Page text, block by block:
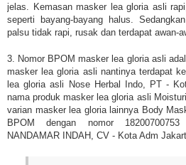
jelas. Kemasan masker lea gloria asli
seperti bayang-bayang halus.
palsu tidak rapi, rusak dan terdapat awan-
3. Nomor BPOM masker lea gloria asli
masker lea gloria asli nantinya terdapat
lea gloria asli Nose Herbal Indo, PT -
nama produk masker lea gloria asli
varian masker lea gloria lainnya Body
BPOM dengan nomor
NANDAMAR INDAH, CV - Kota Adm